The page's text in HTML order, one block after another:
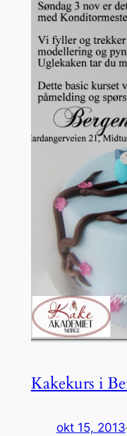
Kakekurs i
okt 15, 2013